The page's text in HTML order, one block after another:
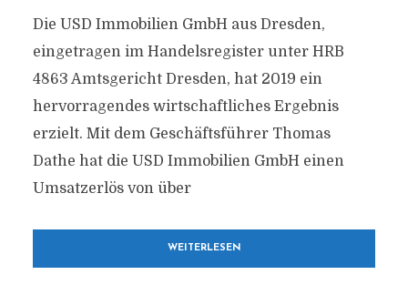
Die USD Immobilien GmbH aus Dresden,
eingetragen im Handelsregister unter HRB
4863 Amtsgericht Dresden, hat 2019 ein
hervorragendes wirtschaftliches Ergebnis
erzielt. Mit dem Geschäftsführer Thomas
Dathe hat die USD Immobilien GmbH einen
Umsatzerlös von über
WEITERLESEN